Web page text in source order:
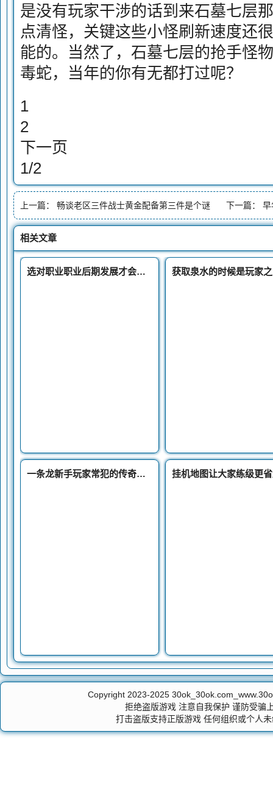
是没有玩家干涉的话到来石墓七层
点清怪，关键这些小怪刷新速度还
能的。当然了，石墓七层的抢手怪
毒蛇，当年的你有无都打过呢？
1
2
下一页
1/2
上一篇： 畅谈老区三件战士黄金配备第三件是个谜 下一篇： 早
相关文章
选对职业职业后期发展才会更优新开传奇私服秀
一条龙新手玩家常犯的传奇指挥战歌错误
Copyright 2023-2025
拒绝盗版游戏 注意自我保护 谨防受骗
打击盗版支持正版游戏 任何组织或个人